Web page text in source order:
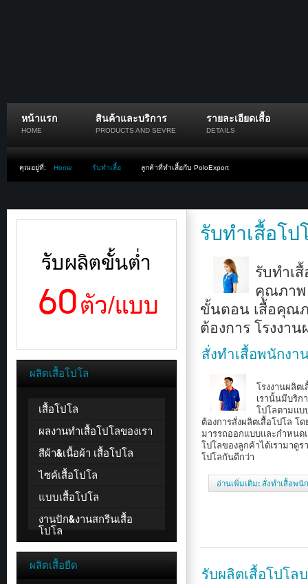
หน้าแรก
HOME
สินค้าและบริการ
PRODUCTS AND SEVRE
รายละเอียดเสื้อ
DETAILS
คุณอยู่ที่: Home รับทำเสื้อ ลูกค้าที่ทำเสื้อกับ PoloExport
รับทำเสื้อโป
รับทำเ
คุณภาพ
ขั้นตอน เสื้อคุณ
ต้องการ โรงงาน
สั่งทำเสื้อพนักงาน
โรงงานผลิต
เรานั้นมีบริก
โปโลตามแบ
ต้องการสั่งผลิตเสื้อโปโล โ
มารรถออกแบบและกำหนด
โปโลของลูกค้าได้เรามาดูร
โปโลกันดีกว่า
อ่านเพิ่มเติม: สั่งทำเสื้อพนั
รับผลิตเสื้อโปโล
ผลิตเสื้อโปโล
เสื้อโปโล
ผลงานทำเสื้อโปโลของเรา
สีผ้า&เนื้อผ้า เสื้อโปโล
ไซค์เสื้อโปโล
แบบเสื้อโปโล
งานปัก&งานสกรีนเสื้อ
โปโล
ผลิตเสื้อยืด